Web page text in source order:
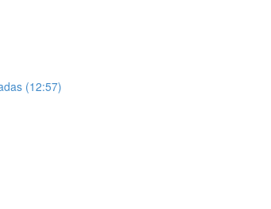
(12:57)